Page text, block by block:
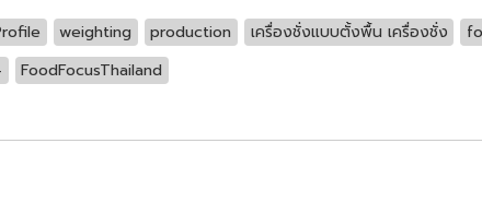
weighting production เครื่องชั่งแบบตั้งพื้น เครื่องชั่ง
FoodFocusThailand